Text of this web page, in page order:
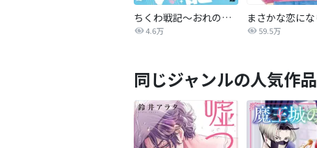
ちくわ戦記～おれのカワイイで地球侵略～
4.6万 59.5万
同じジャンルの人気作品